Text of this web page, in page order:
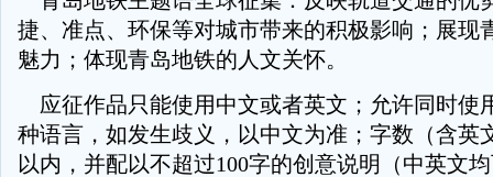
捷、准点、环保等对城市带来的积极影响；展现
魅力；体现青岛地铁的人文关怀。
应征作品只能使用中文或者英文；允许同时使
种语言，如发生歧义，以中文为准；字数（含英
以内，并配以不超过100字的创意说明（中英文